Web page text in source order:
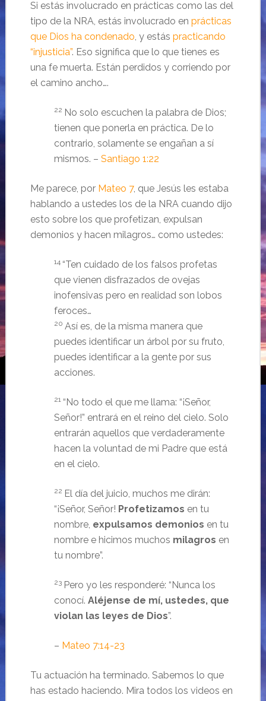
Si estás involucrado en prácticas como las del
tipo de la NRA, estás involucrado en prácticas
que Dios ha condenado , y estás practicando
“injusticia”. Eso significa que lo que tienes es
una fe muerta. Están perdidos y corriendo por
el camino ancho….
22 No solo escuchen la palabra de Dios;
tienen que ponerla en práctica. De lo
contrario, solamente se engañan a sí
mismos. – Santiago 1:22
Me parece, por Mateo 7, que Jesús les estaba
hablando a ustedes los de la NRA cuando dijo
esto sobre los que profetizan, expulsan
demonios y hacen milagros… como ustedes:
14 “Ten cuidado de los falsos profetas
que vienen disfrazados de ovejas
inofensivas pero en realidad son lobos
feroces…
20 Así es, de la misma manera que
puedes identificar un árbol por su fruto,
puedes identificar a la gente por sus
acciones.
21 “No todo el que me llama: “¡Señor,
Señor!” entrará en el reino del cielo. Solo
entrarán aquellos que verdaderamente
hacen la voluntad de mi Padre que está
en el cielo.
22 El día del juicio, muchos me dirán:
“¡Señor, Señor! Profetizamos en tu
nombre, expulsamos demonios en tu
nombre e hicimos muchos milagros en
tu nombre”.
23 Pero yo les responderé: “Nunca los
conocí. Aléjense de mí, ustedes, que
violan las leyes de Dios”.
– Mateo 7:14-23
Tu actuación ha terminado. Sabemos lo que
has estado haciendo. Mira todos los videos en